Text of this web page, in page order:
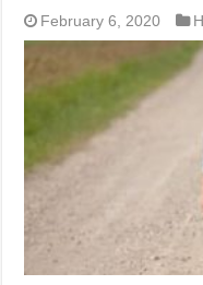
February 6, 2020